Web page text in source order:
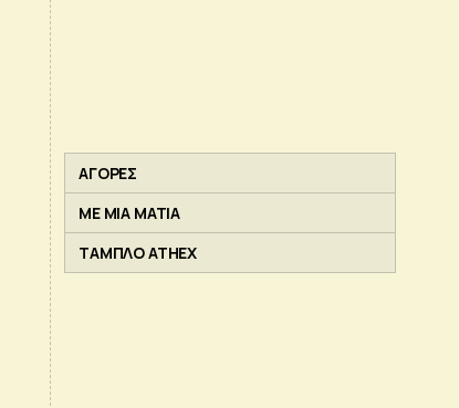
ΑΓΟΡΕΣ
ΜΕ ΜΙΑ ΜΑΤΙΑ
ΤΑΜΠΛΟ ATHEX